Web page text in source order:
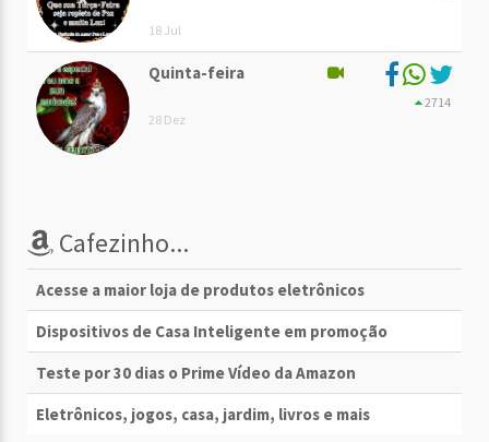
18 Jul
Quinta-feira
28 Dez
2714
Cafezinho...
Acesse a maior loja de produtos eletrônicos
Dispositivos de Casa Inteligente em promoção
Teste por 30 dias o Prime Vídeo da Amazon
Eletrônicos, jogos, casa, jardim, livros e mais